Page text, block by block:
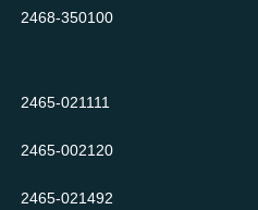
2468-350100
2465-021111
2465-002120
2465-021492